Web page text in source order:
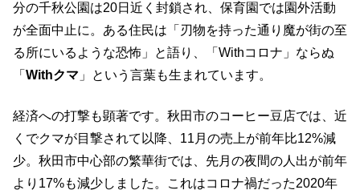
分の千秋公園は20日近く封鎖され、保育園では園外活動
が全面中止に。ある住民は「刃物を持った通り魔が街の至
る所にいるような恐怖」と語り、「Withコロナ」ならぬ
「 Withクマ 」という言葉も生まれています。
経済への打撃も顕著です。秋田市のコーヒー豆店では、近
くでクマが目撃されて以降、11月の売上が前年比12%減
少。秋田市中心部の繁華街では、先月の夜間の人出が前年
より17%も減少しました。これはコロナ禍だった2020年